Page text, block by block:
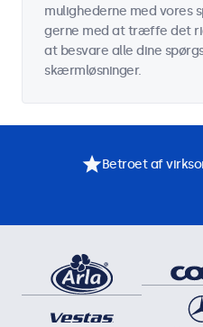
mulighederne med vores
gerne med at træffe det
at besvare alle dine
skærmløsninger.
Betroet af